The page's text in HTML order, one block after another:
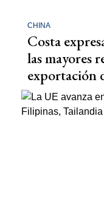
CHINA
Costa
las mayores
exportación